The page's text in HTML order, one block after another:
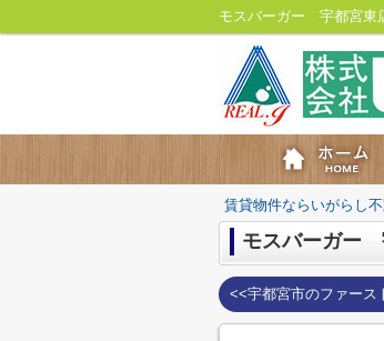
モスバーガー 宇都宮東
賃貸物件ならいがらし
モスバーガー
<<宇都宮市のファース